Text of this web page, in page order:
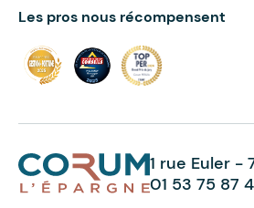
Les pros nous récompensent
1 rue Euler -
01 53 75 87